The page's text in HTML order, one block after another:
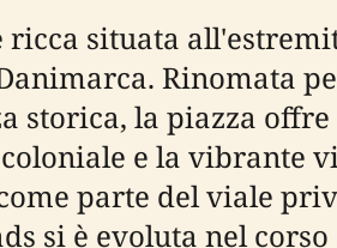
ricca situata
Rinomata
storica, la piazza
e la vibrante
parte del viale
si è evoluta nel